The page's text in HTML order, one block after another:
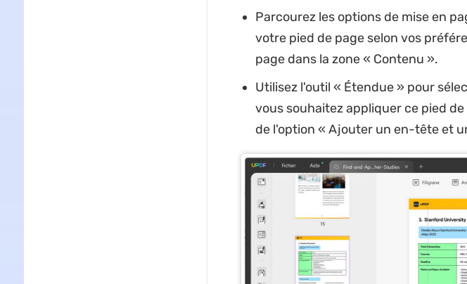
Parcourez les options de mise en
votre pied de page selon vos
page dans la zone « Contenu ».
Utilisez l'outil « Étendue » pour
vous souhaitez appliquer ce pied
de l'option « Ajouter un en-tête et